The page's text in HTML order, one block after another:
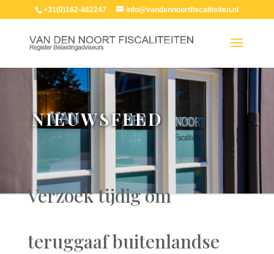
+31(0)162-462247 info@vandennoortfiscaliteiten.nl
NIEUWSFEED
Verzoek tijdig om
teruggaaf buitenlandse